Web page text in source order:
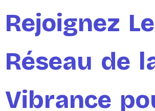
Rejoignez Le
Réseau de
Vibrance